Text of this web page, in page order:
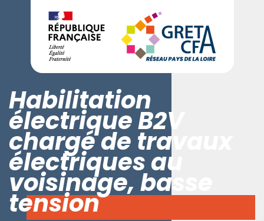
Habilitation
électrique B2V
chargé de travaux
électriques au
voisinage, basse
tension